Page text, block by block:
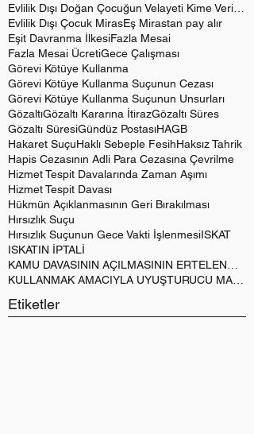
Evlilik Dışı Çocuk MirasEş Mirastan pay alır
Eşit Davranma İlkesiFazla Mesai
Fazla Mesai ÜcretiGece Çalışması
Görevi Kötüye Kullanma
Görevi Kötüye Kullanma Suçunun Cezası
Görevi Kötüye Kullanma Suçunun Unsurları
GözaltıGözaltı Kararına İtirazGözaltı Süres
Gözaltı SüresiGündüz PostasıHAGB
Hakaret SuçuHaklı Sebeple FesihHaksız Tahrik
Hapis Cezasının Adli Para Cezasına Çevrilme
Hizmet Tespit Davalarında Zaman Aşımı
Hizmet Tespit Davası
Hükmün Açıklanmasının Geri Bırakılması
Hırsızlık Suçu
Hırsızlık Suçunun Gece Vakti İşlenmesiISKAT
ISKATIN İPTALİ
Etiketler